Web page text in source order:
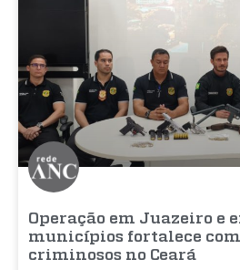
Operação em Juazeiro e
municípios fortalece
criminosos no Ceará